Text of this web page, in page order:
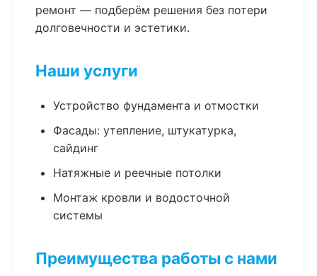
ремонт — подберём решения без потери
долговечности и эстетики.
Наши услуги
Устройство фундамента и отмостки
Фасады: утепление, штукатурка,
сайдинг
Натяжные и реечные потолки
Монтаж кровли и водосточной
системы
Преимущества работы с нами